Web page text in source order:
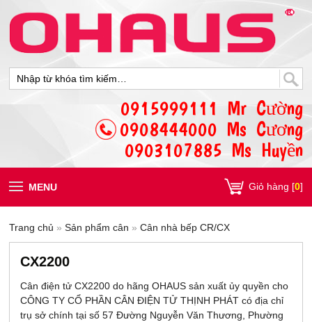
0915999111 Mr Cường
0908444000 Ms Cương
0903107885 Ms Huyền
MENU Giỏ hàng [0]
Trang chủ »Sản phẩm cân »Cân nhà bếp CR/CX
CX2200
Cân điện tử CX2200 do hãng OHAUS sản xuất ủy quyền cho
CÔNG TY CỔ PHẦN CÂN ĐIỆN TỬ THỊNH PHÁT có địa chỉ
trụ sở chính tại số 57 Đường Nguyễn Văn Thương, Phường